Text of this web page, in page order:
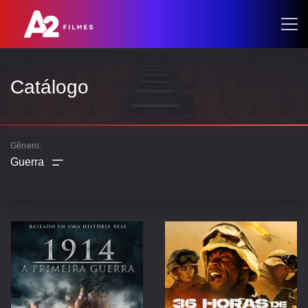
Catálogo
Gênero:
ANIMAÇÃO
AVENTURA
COMÉDIA